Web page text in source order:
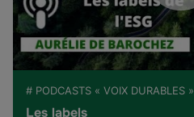
# PODCASTS « VOIX DURABLES »
Les labels